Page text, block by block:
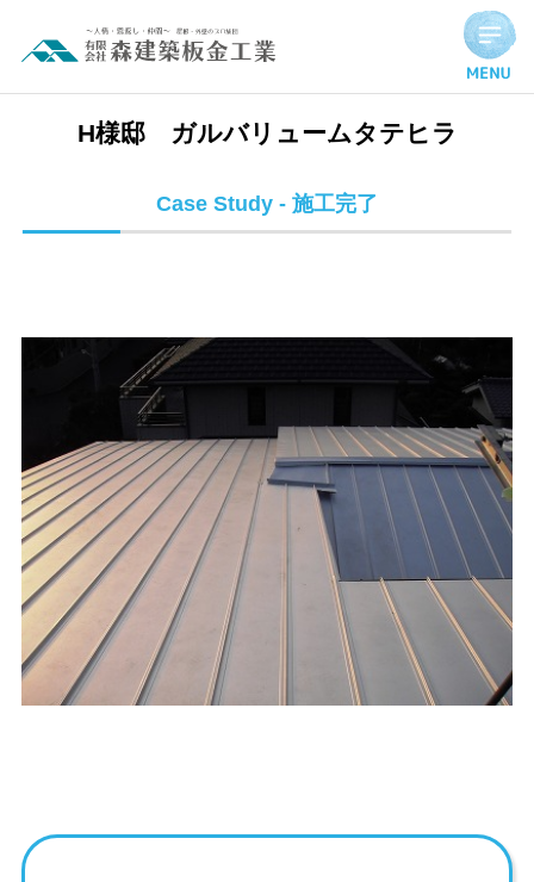
H様邸 ガルバリュームタテヒラ | 施工完了実績
H様邸 ガルバリュームタテヒラ
Case Study - 施工完了